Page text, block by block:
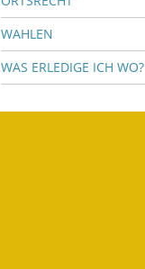
WAHLEN
WAS ERLEDIGE ICH WO?